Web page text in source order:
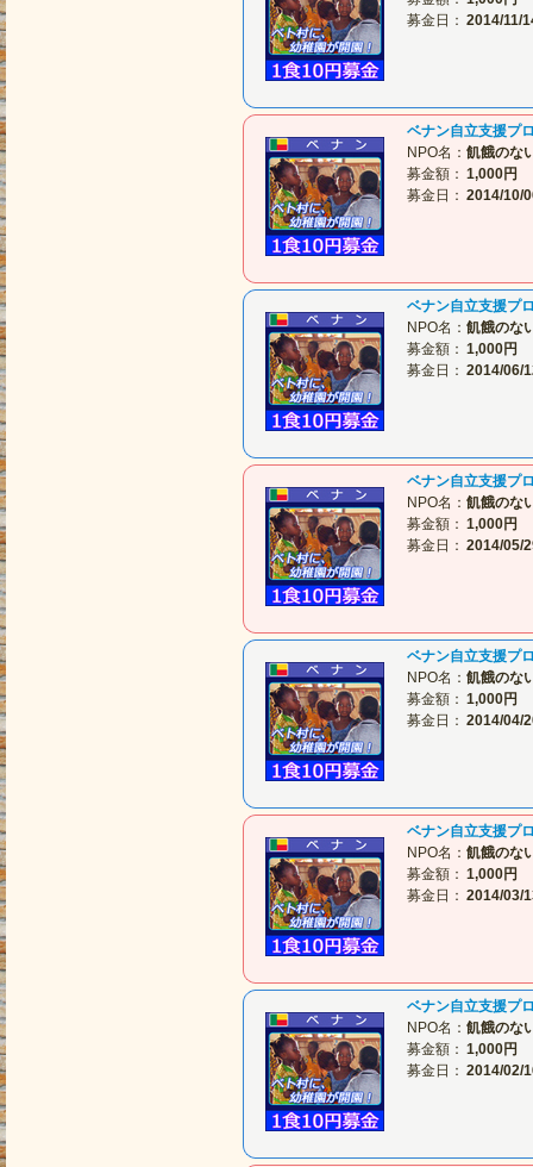
募金日： 2014/11/
ベナン自立支援プ
NPO名： 飢餓のな
募金額： 1,000円
募金日： 2014/10/
ベナン自立支援プ
NPO名： 飢餓のな
募金額： 1,000円
募金日： 2014/06/
ベナン自立支援プ
NPO名： 飢餓のな
募金額： 1,000円
募金日： 2014/05/
ベナン自立支援プ
NPO名： 飢餓のな
募金額： 1,000円
募金日： 2014/04/
ベナン自立支援プ
NPO名： 飢餓のな
募金額： 1,000円
募金日： 2014/03/
ベナン自立支援プ
NPO名： 飢餓のな
募金額： 1,000円
募金日： 2014/02/